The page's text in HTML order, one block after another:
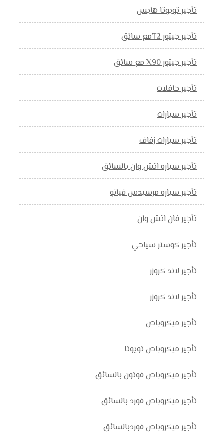
تأجير تويوتا هايس
تأجير جيتور T2مع سائق
تأجير جيتور X90 مع سائق
تأجير حافلات
تأجير سيارات
تأجير سيارات زفاف
تأجير سياره اتش وان بالسائق
تأجير سياره مرسيدس فيانو
تأجير فان اتش وان
تأجير كوستر سياحي
تأجير لاند كروزر
تأجير لاند كروزر
تأجير ميكروباص
تأجير ميكروباص تويوتا
تأجير ميكروباص فوتون بالسائق
تأجير ميكروباص فورد بالسائق
تأجير ميكروباص فوردبالسائق